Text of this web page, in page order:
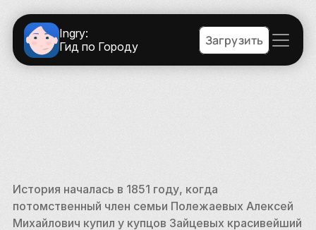
Ingry:
Гид по Городу
Загрузить
История началась в 1851 году, когда
потомственный член семьи Полежаевых Алексей
Михайлович купил у купцов Зайцевых красивейший